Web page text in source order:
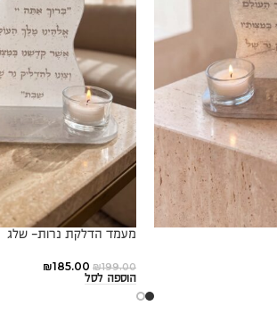
מעמד הדלקת נרות- שלג
₪199.00
₪185.00
הוספה לסל